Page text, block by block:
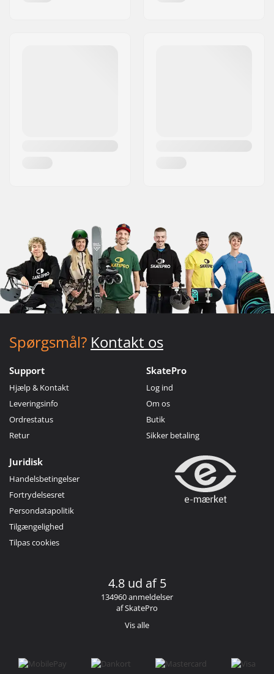
Spørgsmål? Kontakt os
Support
Hjælp & Kontakt
Leveringsinfo
Ordrestatus
Retur
SkatePro
Log ind
Om os
Butik
Sikker betaling
Juridisk
Handelsbetingelser
Fortrydelsesret
Persondatapolitik
Tilgængelighed
Tilpas cookies
4.8 ud af 5
134960 anmeldelser
af SkatePro
Vis alle